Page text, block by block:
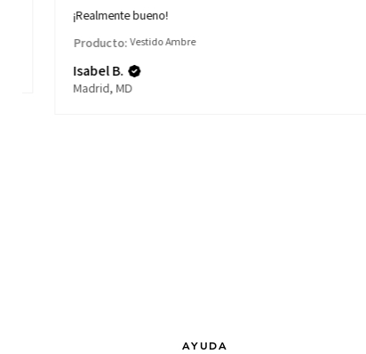
¡Realmente bueno!
Producto: Vestido Ambre
Isabel B.
Madrid, MD
AYUDA